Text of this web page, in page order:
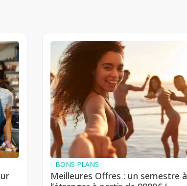
BONS PLANS
Meilleures Offres : un semestre à